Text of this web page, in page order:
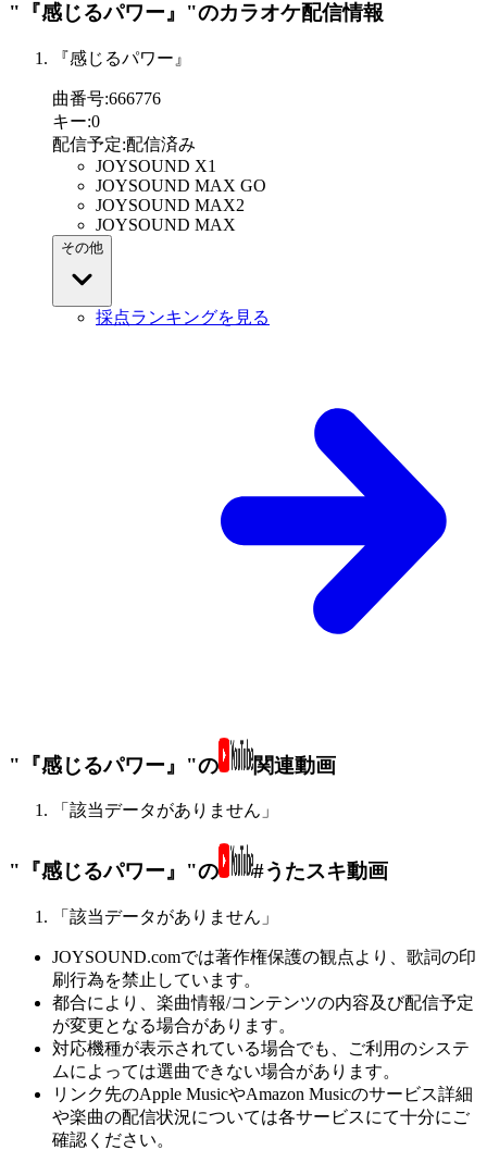
"『感じるパワー』"のカラオケ配信情報
『感じるパワー』
曲番号:666776
キー:0
配信予定:配信済み
JOYSOUND X1
JOYSOUND MAX GO
JOYSOUND MAX2
JOYSOUND MAX
その他
採点ランキングを見る
"『感じるパワー』"の 関連動画
「該当データがありません」
"『感じるパワー』"の #うたスキ動画
「該当データがありません」
JOYSOUND.comでは著作権保護の観点より、歌詞の印
刷行為を禁止しています。
都合により、楽曲情報/コンテンツの内容及び配信予定
が変更となる場合があります。
対応機種が表示されている場合でも、ご利用のシステ
ムによっては選曲できない場合があります。
リンク先のApple MusicやAmazon Musicのサービス詳細
や楽曲の配信状況については各サービスにて十分にご
確認ください。